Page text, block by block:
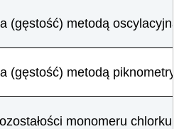
(gęstość) metodą oscylacyjną
(gęstość) metodą
monomeru chlorku